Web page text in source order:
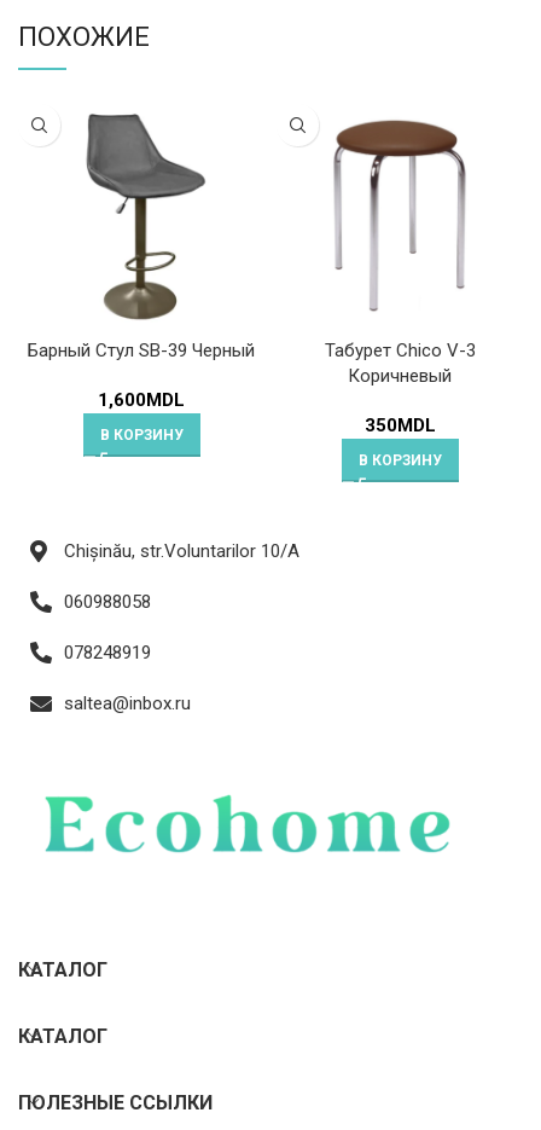
ПОХОЖИЕ
Барный Стул SB-39 Черный
1,600MDL
В КОРЗИНУ
Табурет Chico V-3
Коричневый
350MDL
В КОРЗИНУ
Chișinău, str.Voluntarilor 10/A
060988058
078248919
saltea@inbox.ru
КАТАЛОГ
КАТАЛОГ
ПОЛЕЗНЫЕ ССЫЛКИ